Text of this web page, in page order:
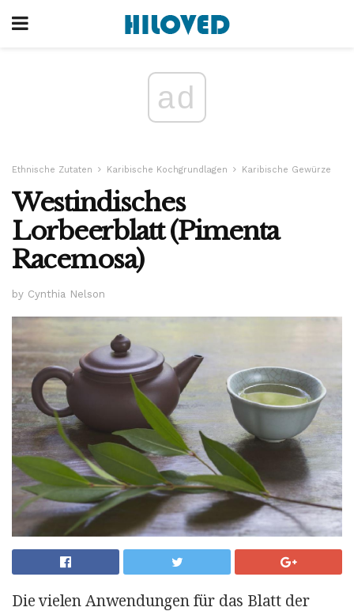
ad
Ethnische Zutaten Karibische Kochgrundlagen Karibische Gewürze
Westindisches
Lorbeerblatt (Pimenta
Racemosa)
by Cynthia Nelson
Die vielen Anwendungen für das Blatt der